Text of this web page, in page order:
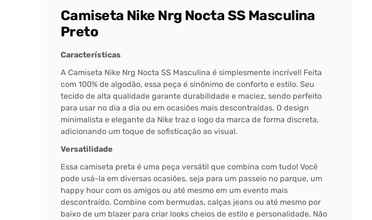
Camiseta Nike Nrg Nocta SS Masculina
Preto
Características
A Camiseta Nike Nrg Nocta SS Masculina é simplesmente incrível! Feita
com 100% de algodão, essa peça é sinônimo de conforto e estilo. Seu
tecido de alta qualidade garante durabilidade e maciez, sendo perfeito
para usar no dia a dia ou em ocasiões mais descontraídas. O design
minimalista e elegante da Nike traz o logo da marca de forma discreta,
adicionando um toque de sofisticação ao visual.
Versatilidade
Essa camiseta preta é uma peça versátil que combina com tudo! Você
pode usá-la em diversas ocasiões, seja para um passeio no parque, um
happy hour com os amigos ou até mesmo em um evento mais
descontraído. Combine com bermudas, calças jeans ou até mesmo por
baixo de um blazer para criar looks cheios de estilo e personalidade. Não